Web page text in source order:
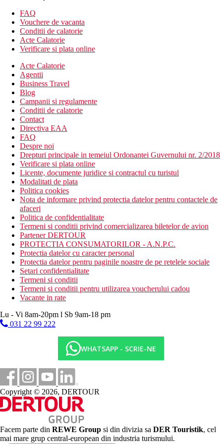
Divertisment
Programe de animatie.
Mese
Mic dejun, pranz si cina tip bufet
In timpul zilei, o gustare usoara, cafea, ceai, produse de
patiserie dulci
(09.00-24.00)
Plaja
Plaja cu nisip cu intrare treptata si pat de corali
Acces la mare si prin debarcader
Sezlonguri, umbrele si prosoape gratuit
Oferta sportiva
Gratuit: tenis de masa, volei pe plaja, fitness.
Contra cost: centru de scufundari, sporturi nautice pe
plaja.
Copii
Piscina cu sectiune pentru copii, loc de joaca pentru copii, mini
club.
Carduri
VISA, MC.
Site-ul web
https://www.amphorashotels.com/amphoras-blu
Wellness
Internet
Gratuit:Wi-Fi in hol.
Categoria oficiala
4 stele
Distanţe
7 km
Centrul orasului
0 m
Distanta pana la plaja
FAQ
Vouchere de vacanta
Conditii de calatorie
Acte Calatorie
Verificare si plata online
Acte Calatorie
Agentii
Business Travel
Blog
Campanii si regulamente
Conditii de calatorie
Contact
Directiva EAA
FAQ
Despre noi
Drepturi principale in temeiul Ordonantei Guvernului nr. 2/2018
Verificare si plata online
Licente, documente juridice si contractul cu turistul
Modalitati de plata
Politica cookies
Nota de informare privind protectia datelor pentru contactele de
afaceri
Politica de confidentialitate
Termeni si conditii privind comercializarea biletelor de avion
Partener DERTOUR
PROTECTIA CONSUMATORILOR - A.N.P.C.
Protectia datelor cu caracter personal
Protectia datelor pentru paginile noastre de pe retelele sociale
Setari confidentialitate
Termeni si conditii
Termeni si conditii pentru utilizarea voucherului cadou
Vacante in rate
Lu - Vi 8am-20pm l Sb 9am-18 pm
031 22 99 222
WHATSAPP - SCRIE-NE
Copyright © 2026, DERTOUR
Facem parte din REWE Group si din divizia sa DER Touristik, cel
mai mare grup central-european din industria turismului.